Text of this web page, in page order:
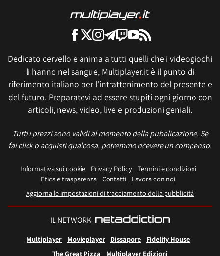
Dedicato cervello e anima a tutti quelli che i videogiochi
li hanno nel sangue, Multiplayer.it è il punto di
riferimento italiano per l'intrattenimento del presente e
del futuro. Preparatevi ad essere stupiti ogni giorno con
articoli, news, video, live e produzioni geniali.
Tutti i prezzi sono validi al momento della pubblicazione. Se
fai click o acquisti qualcosa, potremmo ricevere un compenso.
Informativa sui cookie Privacy Policy
Termini e condizioni
Etica e trasparenza Contatti
Lavora con noi
Aggiorna le impostazioni di tracciamento della pubblicità
IL NETWORK
Multiplayer Movieplayer Dissapore
Fidelity House
The Great Pizza
Multiplayer Edizioni